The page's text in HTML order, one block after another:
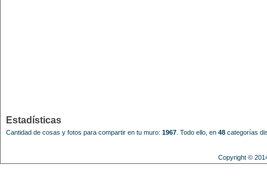
Estadísticas
Cantidad de cosas y fotos para compartir en tu muro: 1967 Todo ello, en 48 categorías
Copyright ©